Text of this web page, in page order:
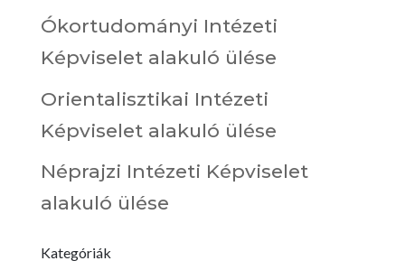
Ókortudományi Intézeti
Képviselet alakuló ülése
Orientalisztikai Intézeti
Képviselet alakuló ülése
Néprajzi Intézeti Képviselet
alakuló ülése
Kategóriák